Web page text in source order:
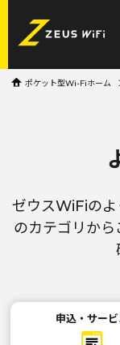
ポケット型Wi-Fiホーム
ゼウスWiFiのよ
のカテゴリか
申込・サービ